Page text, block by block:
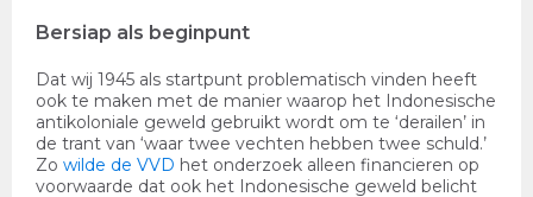
Bersiap als beginpunt
Dat wij 1945 als startpunt problematisch vinden heeft
ook te maken met de manier waarop het Indonesische
antikoloniale geweld gebruikt wordt om te ‘derailen’ in
de trant van ‘waar twee vechten hebben twee schuld.’
Zo wilde de VVD het onderzoek alleen financieren op
voorwaarde dat ook het Indonesische geweld belicht